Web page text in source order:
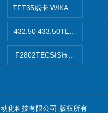
TFT35威卡 WIKA Tecsis 温
432.50 433.50TECSIS压力表
F2802TECSIS压力传感器
化科技有限公司 版权所有